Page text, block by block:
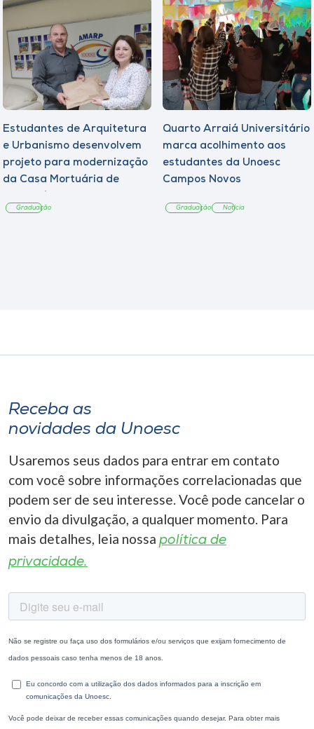
Estudantes de Arquitetura
e Urbanismo desenvolvem
projeto para modernização
da Casa Mortuária de
Graduação
Quarto Arraiá Universitário
marca acolhimento aos
estudantes da Unoesc
Campos Novos
Graduação Notícia
Receba as
novidades da Unoesc
Usaremos seus dados para entrar em contato
com você sobre informações correlacionadas que
podem ser de seu interesse. Você pode cancelar o
envio da divulgação, a qualquer momento. Para
mais detalhes, leia nossa política de
privacidade.